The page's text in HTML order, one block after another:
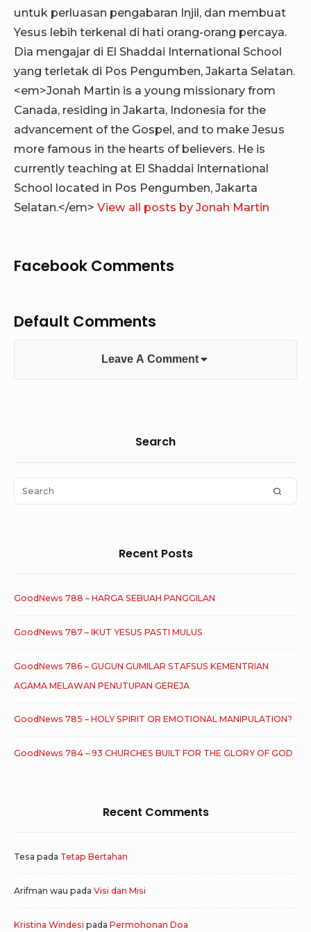
untuk perluasan pengabaran Injil, dan membuat
Yesus lebih terkenal di hati orang-orang percaya.
Dia mengajar di El Shaddai International School
yang terletak di Pos Pengumben, Jakarta Selatan.
<em>Jonah Martin is a young missionary from
Canada, residing in Jakarta, Indonesia for the
advancement of the Gospel, and to make Jesus
more famous in the hearts of believers. He is
currently teaching at El Shaddai International
School located in Pos Pengumben, Jakarta
Selatan.</em> View all posts by Jonah Martin
Facebook Comments
Default Comments
Leave A Comment
Area
Search
Search
for:
Recent Posts
GoodNews 788 – HARGA SEBUAH PANGGILAN
GoodNews 787 – IKUT YESUS PASTI MULUS
GoodNews 786 – GUGUN GUMILAR STAFSUS KEMENTRIAN
AGAMA MELAWAN PENUTUPAN GEREJA
GoodNews 785 – HOLY SPIRIT OR EMOTIONAL MANIPULATION?
GoodNews 784 – 93 CHURCHES BUILT FOR THE GLORY OF GOD
Recent Comments
Tesa pada Tetap Bertahan
Arifman wau pada Visi dan Misi
Kristina Windesi pada Permohonan Doa